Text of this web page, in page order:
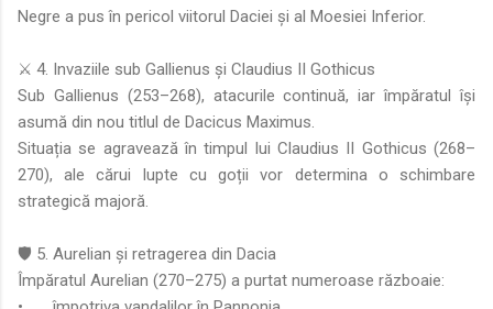
Negre a pus în pericol viitorul Daciei și al Moesiei Inferior.
⚔️ 4. Invaziile sub Gallienus și Claudius II Gothicus
Sub Gallienus (253–268), atacurile continuă, iar împăratul își
asumă din nou titlul de Dacicus Maximus.
Situația se agravează în timpul lui Claudius II Gothicus (268–
270), ale cărui lupte cu goții vor determina o schimbare
strategică majoră.
🛡️ 5. Aurelian și retragerea din Dacia
Împăratul Aurelian (270–275) a purtat numeroase războaie: